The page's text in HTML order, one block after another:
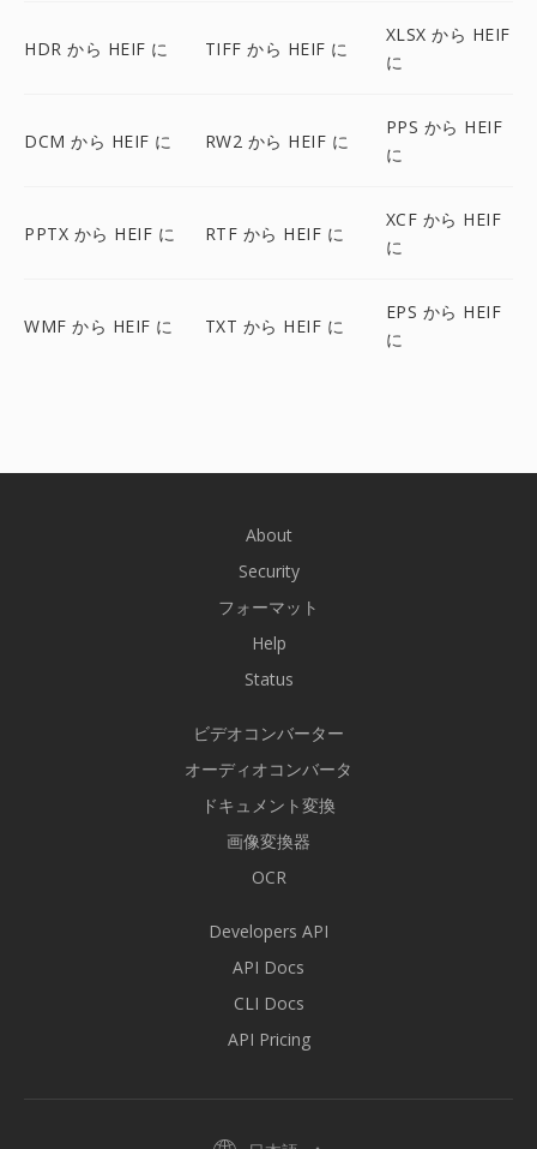
HDR から HEIF に TIFF から HEIF に
XLSX から HEIF
に
DCM から HEIF に RW2 から HEIF に
PPS から HEIF
に
PPTX から HEIF に RTF から HEIF に
XCF から HEIF
に
WMF から HEIF に TXT から HEIF に
EPS から HEIF
に
About
Security
フォーマット
Help
Status
ビデオコンバーター
オーディオコンバータ
ドキュメント変換
画像変換器
OCR
Developers API
API Docs
CLI Docs
API Pricing